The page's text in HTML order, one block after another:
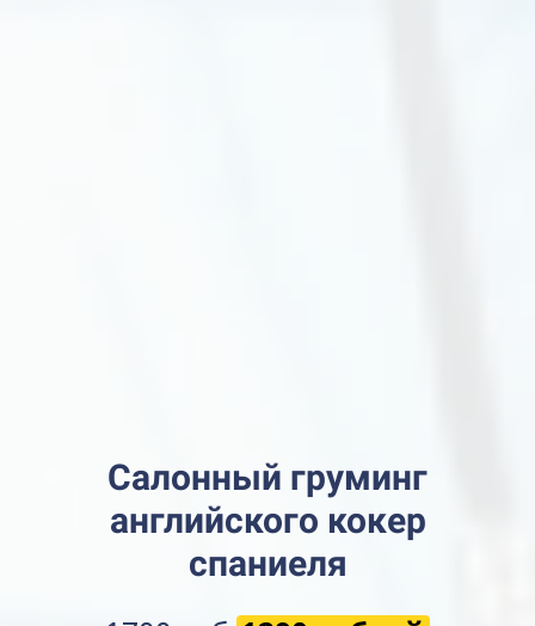
Салонный груминг
английского кокер
спаниеля